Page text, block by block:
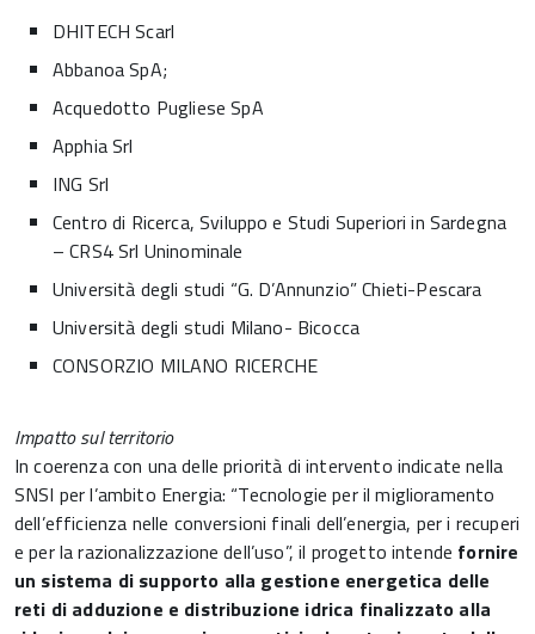
DHITECH Scarl
Abbanoa SpA;
Acquedotto Pugliese SpA
Apphia Srl
ING Srl
Centro di Ricerca, Sviluppo e Studi Superiori in Sardegna
– CRS4 Srl Uninominale
Università degli studi “G. D’Annunzio” Chieti-Pescara
Università degli studi Milano- Bicocca
CONSORZIO MILANO RICERCHE
Impatto sul territorio
In coerenza con una delle priorità di intervento indicate nella
SNSI per l’ambito Energia: “Tecnologie per il miglioramento
dell’efficienza nelle conversioni finali dell’energia, per i recuperi
e per la razionalizzazione dell’uso”, il progetto intende fornire
un sistema di supporto alla gestione energetica delle
reti di adduzione e distribuzione idrica finalizzato alla